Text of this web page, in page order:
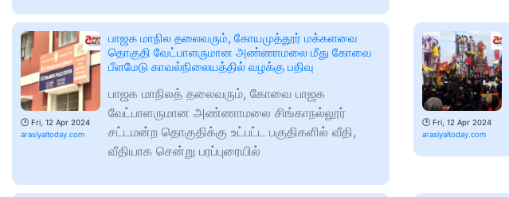
🕑 Fri, 12 Apr 2024
arasiyaltoday.com
பாஜக மாநில தலைவரும், கோயமுத்தூர் மக்களவை
தொகுதி வேட்பாளருமான அண்ணாமலை மீது கோவை
பீளமேடு காவல்நிலையத்தில் வழக்கு பதிவு
பாஜக மாநிலத் தலைவரும், கோவை பாஜக
வேட்பாளருமான அண்ணாமலை சிங்காநல்லூர்
சட்டமன்ற தொகுதிக்கு உட்பட்ட பகுதிகளில் வீதி,
வீதியாக சென்று பரப்புரையில்
🕑 Fri, 12 Apr 2024
arasiyaltoday.com